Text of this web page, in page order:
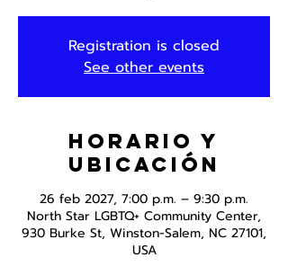
Registration is closed
See other events
Horario y
ubicación
26 feb 2027, 7:00 p.m. – 9:30 p.m.
North Star LGBTQ+ Community Center,
930 Burke St, Winston-Salem, NC 27101,
USA